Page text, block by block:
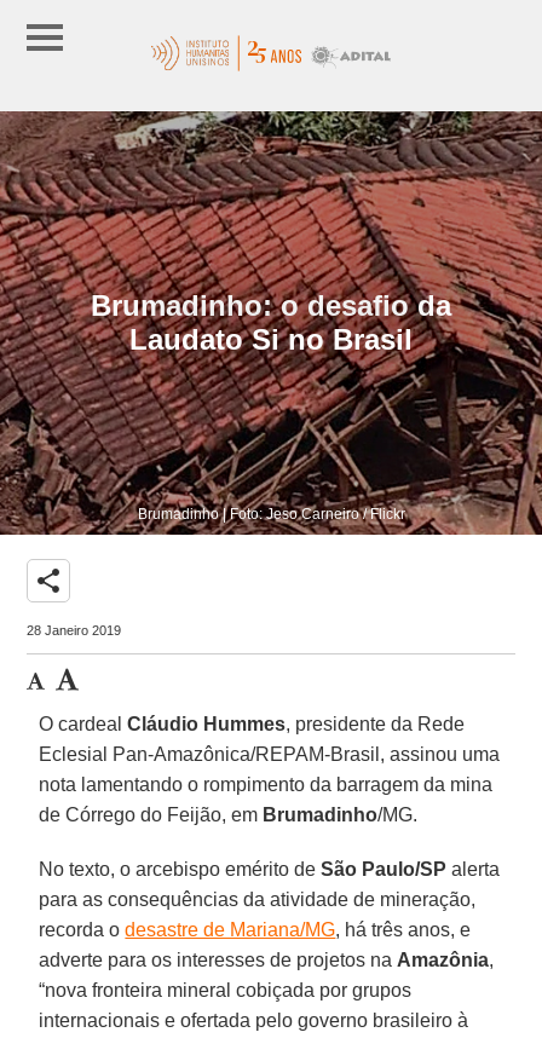
Brumadinho: o desafio da
Laudato Si no Brasil
Brumadinho | Foto: Jeso Carneiro / Flickr
share
28 Janeiro 2019
O cardealCláudio Hummes, presidente da Rede
Eclesial Pan-Amazônica/REPAM-Brasil, assinou uma
nota lamentando o rompimento da barragem da mina
de Córrego do Feijão, em Brumadinho/MG.
No texto, o arcebispo emérito deSão Paulo/SP alerta
para as consequências da atividade de mineração,
recorda odesastre de Mariana/MG, há três anos, e
adverte para os interesses de projetos na Amazônia,
“nova fronteira mineral cobiçada por grupos
internacionais e ofertada pelo governo brasileiro à